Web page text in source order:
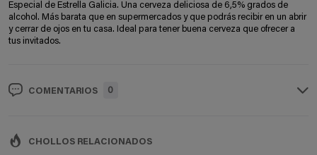
Especial de Estrella Galicia. Una cerveza deliciosa de 6,5% grados de
alcohol. Más barata que en supermercados y que podrás recibir en un abrir
y cerrar de ojos en tu casa. Ideal para tener buena cerveza que ofrecer a
tus invitados.
COMENTARIOS 0
CHOLLOS RELACIONADOS